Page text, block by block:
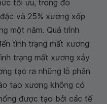
tối ưu, trong đó
và 25% xương xốp
một năm. Quá trình
tình trạng mất xương
trạng mất xương xảy
tạo ra những lỗ phân
tạo xương không có
được tạo bởi các tế